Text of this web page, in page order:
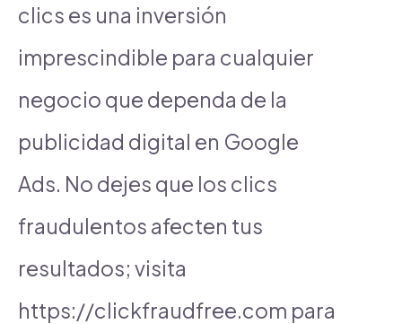
clics es una inversión
imprescindible para cualquier
negocio que dependa de la
publicidad digital en Google
Ads. No dejes que los clics
fraudulentos afecten tus
resultados; visita
https://clickfraudfree.com para